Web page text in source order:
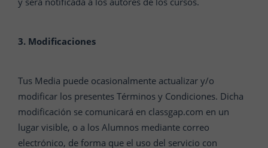
3. Modificaciones
Tus Media puede ocasionalmente actualizar y/o
modificar los presentes Términos y Condiciones. Dicha
modificación se comunicará en classgap.com en un
lugar visible, o a los Alumnos mediante correo
electrónico, de forma que el uso del servicio con